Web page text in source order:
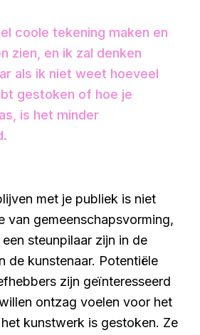
coole tekening maken en
zien, en ik zal denken
als ik niet weet hoeveel
gestoken of hoe je
is het minder
met je publiek is niet
van gemeenschapsvorming,
steunpilaar zijn in de
de kunstenaar. Potentiële
zijn geïnteresseerd
ontzag voelen voor het
kunstwerk is gestoken. Ze